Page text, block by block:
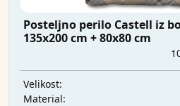
Posteljno perilo Castell iz
135x200 cm + 80x80 cm
Velikost:
Material: